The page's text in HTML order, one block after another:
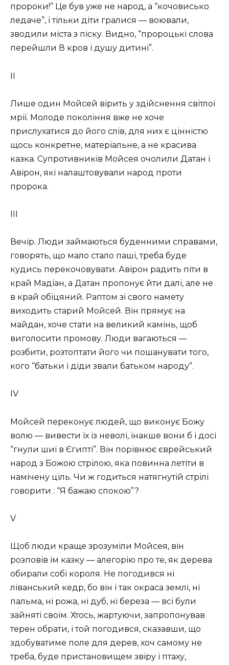
пророки!” Це був уже не народ, а “кочовисько
ледаче”, і тільки діти гралися — воювали,
зводили міста з піску. Видно, “пророцькі слова
перейшли В кров і душу дитині”.
II
Лише один Мойсей вірить у здійснення світлої
мрії. Молоде покоління вже не хоче
прислухатися до його слів, для них є цінністю
щось конкретне, матеріальне, а не красива
казка. Супротивників Мойсея очолили Датан і
Авірон, які налаштовували народ проти
пророка.
III
Вечір. Люди займаються буденними справами,
говорять, що мало стало паші, треба буде
кудись перекочовувати. Авірон радить піти в
край Мадіан, а Датан пропонує йти далі, але не
в край обіцяний. Раптом зі свого намету
виходить старий Мойсей. Він прямує на
майдан, хоче стати на великий камінь, щоб
виголосити промову. Люди вагаються —
розбити, розтоптати його чи пошанувати того,
кого “батьки і діди звали батьком народу”.
IV
Мойсей переконує людей, що виконує Божу
волю — вивести їх із неволі, інакше вони б і досі
“гнули шиї в Єгипті”. Він порівнює єврейський
народ з Божою стрілою, яка повинна летіти в
намічену ціль. Чи ж годиться натягнутій стрілі
говорити : “Я бажаю спокою”?
V
Щоб люди краще зрозуміли Мойсея, він
розповів їм казку — алегорію про те, як дерева
обирали собі короля. Не погодився ні
ліванський кедр, бо він і так окраса землі, ні
пальма, ні рожа, ні дуб, ні береза — всі були
зайняті своїм. Хтось, жартуючи, запропонував
терен обрати, і той погодився, сказавши, що
здобуватиме поле для дерев, хоч самому не
треба, буде пристановищем звіру і птаху,